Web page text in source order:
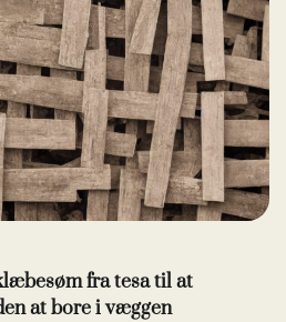
fra tesa til at
at bore i væggen